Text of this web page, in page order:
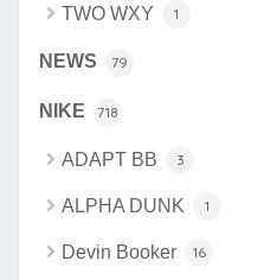
TWO WXY 1
NEWS 79
NIKE 718
ADAPT BB 3
ALPHA DUNK 1
Devin Booker 16